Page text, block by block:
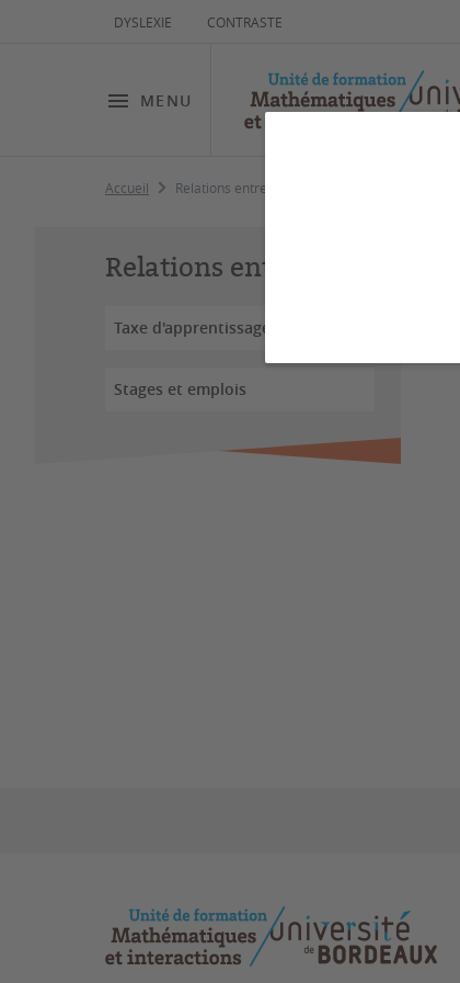
DYSLEXIE CONTRASTE
MENU
Accueil Relations entreprises
Relations entreprises
Taxe d'apprentissage
Stages et emplois